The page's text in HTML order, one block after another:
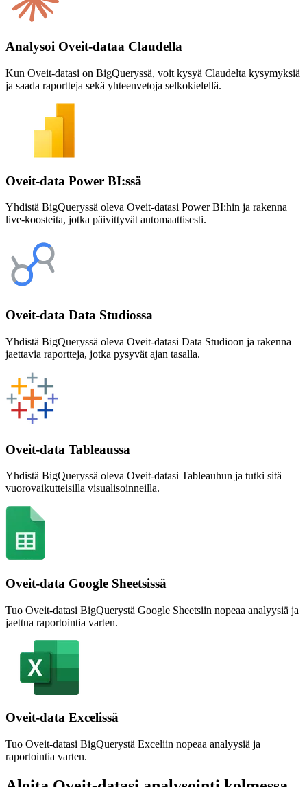
Analysoi Oveit-dataa Claudella
Kun Oveit-datasi on BigQueryssä, voit kysyä Claudelta kysymyksiä
ja saada raportteja sekä yhteenvetoja selkokielellä.
Oveit-data Power BI:ssä
Yhdistä BigQueryssä oleva Oveit-datasi Power BI:hin ja rakenna
live-koosteita, jotka päivittyvät automaattisesti.
Oveit-data Data Studiossa
Yhdistä BigQueryssä oleva Oveit-datasi Data Studioon ja rakenna
jaettavia raportteja, jotka pysyvät ajan tasalla.
Oveit-data Tableaussa
Yhdistä BigQueryssä oleva Oveit-datasi Tableauhun ja tutki sitä
vuorovaikutteisilla visualisoinneilla.
Oveit-data Google Sheetsissä
Tuo Oveit-datasi BigQuerystä Google Sheetsiin nopeaa analyysiä ja
jaettua raportointia varten.
Oveit-data Excelissä
Tuo Oveit-datasi BigQuerystä Exceliin nopeaa analyysiä ja
raportointia varten.